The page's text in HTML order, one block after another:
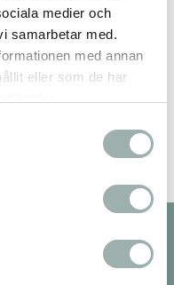
medier och
samarbetar med.
med annan
eller som de har
omdöme.